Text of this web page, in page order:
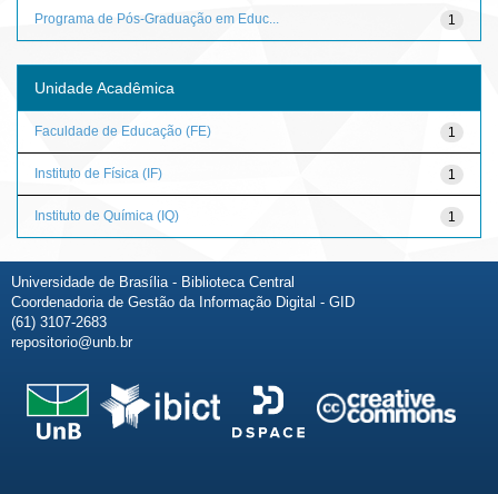
1
Programa de Pós-Graduação em Educ...
Unidade Acadêmica
1
Faculdade de Educação (FE)
1
Instituto de Física (IF)
1
Instituto de Química (IQ)
Universidade de Brasília - Biblioteca Central
Coordenadoria de Gestão da Informação Digital - GID
(61) 3107-2683
repositorio@unb.br